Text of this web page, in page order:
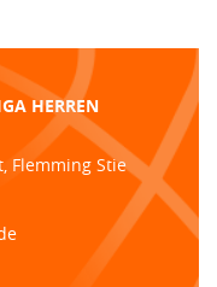
HERREN
Flemming Stie